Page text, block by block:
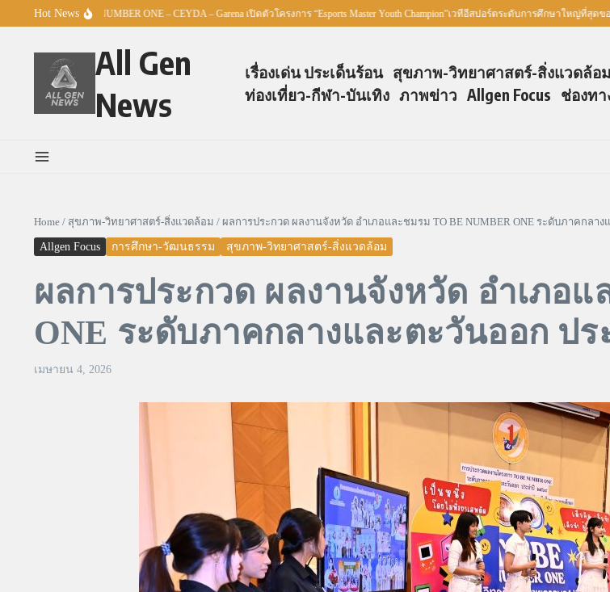
Skip to content
Hot News
ศธ. – TO BE NUMBER ONE – CEYDA – Garena เปิดตัวโครงการ “Esports Master Youth Champion”เวทีอีสปอร์ตระดับการศึกษาใหญ่ที่สุดของประเ
All Gen
News
เรื่องเด่น ประเด็นร้อน สุขภาพ-วิทยาศาสตร์-สิ่งแวดล้อม
ท่องเที่ยว-กีฬา-บันเทิง ภาพข่าว Allgen Focus ช่องท
Home / สุขภาพ-วิทยาศาสตร์-สิ่งแวดล้อม / ผลการประกวด ผลงานจังหวัด อำเภอและชมรม TO BE NUMBER ONE ระดับภาคกลาง
Allgen Focus การศึกษา-วัฒนธรรม สุขภาพ-วิทยาศาสตร์-สิ่งแวดล้อม
ผลการประกวด ผลงานจังหวัด อำเภอแ
ONE ระดับภาคกลางและตะวันออก ปร
เมษายน 4, 2026